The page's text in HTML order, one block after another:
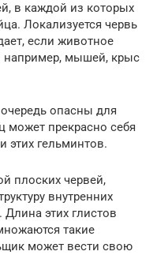
в каждой из которых
Локализуется червь
если животное
например, мышей, крыс
опасны для
может прекрасно себя
этих гельминтов.
плоских червей,
внутренних
этих глистов
такие
может вести свою